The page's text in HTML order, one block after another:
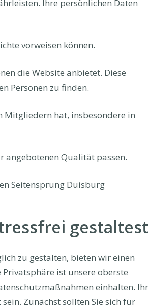
Ihre persönlichen Daten
vorweisen können.
die Website anbietet. Diese
Personen zu finden.
Mitgliedern hat, insbesondere in
angebotenen Qualität passen.
Seitensprung Duisburg
gestaltest
zu gestalten, bieten wir einen
ist unsere oberste
einhalten. Ihr
Zunächst sollten Sie sich für